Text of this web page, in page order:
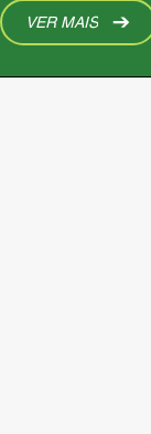
VER MAIS